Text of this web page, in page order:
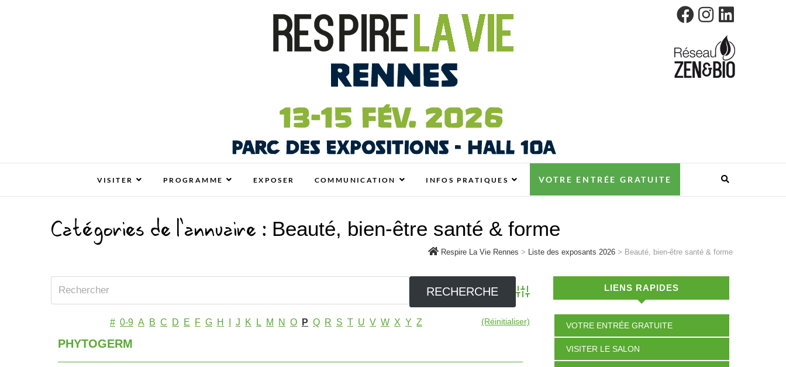
Respire La Vie Rennes
RESPIRE LA VIE RENNES : VOTRE SALON ÉCOLO, BIO, BIEN-ÊTRE ET HABITAT SAIN À RENNES
VISITER PROGRAMME EXPOSER COMMUNICATION INFOS PRATIQUES VOTRE ENTRÉE GRATUITE
Catégories de l'annuaire : Beauté, bien-être santé & forme
Respire La Vie Rennes > Liste des exposants 2026 > Beauté, bien-être santé & forme
Advanced Search
# 0-9 A B C D E F G H J K L M N O P Q R S T U V W X Y Z (Réinitialiser)
PHYTOGERM
LIENS RAPIDES
VOTRE ENTRÉE GRATUITE
VISITER LE SALON